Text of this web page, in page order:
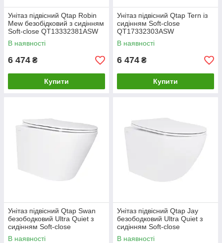
Унітаз підвісний Qtap Robin
Mew безобідковий з сидінням
Soft-close QT13332381АSW
В наявності
6 474 ₴
Купити
Унітаз підвісний Qtap Tern із
сидінням Soft-close
QT17332303ASW
В наявності
6 474 ₴
Купити
Унітаз підвісний Qtap Swan
безободковий Ultra Quiet з
сидінням Soft-close
QT16335179W
В наявності
Унітаз підвісний Qtap Jay
безободковий Ultra Quiet з
сидінням Soft-close
QT07335177W
В наявності